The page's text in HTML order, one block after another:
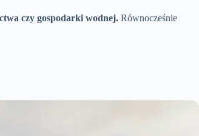
czy gospodarki wodnej. Równocześnie